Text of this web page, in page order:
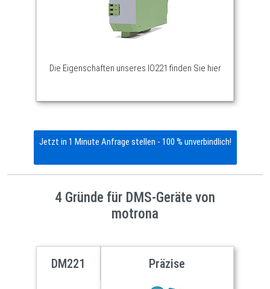
Die Eigenschaften unseres IO221 finden Sie hier
Jetzt in 1 Minute Anfrage stellen - 100 % unverbindlich!
4 Gründe für DMS-Geräte von
motrona
DM221 Präzise